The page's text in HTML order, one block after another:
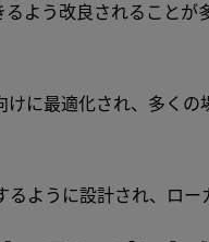
よう改良されること
に最適化され、多く
ように設計され、ロ